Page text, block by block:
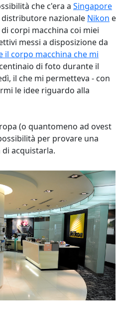
che c'era a Singapore
distributore nazionale Nikon e
corpi macchina coi miei
messi a disposizione da
il corpo macchina che mi
di foto durante il
il che mi permetteva - con
le idee riguardo alla
(o quantomeno ad ovest
per provare una
acquistarla.